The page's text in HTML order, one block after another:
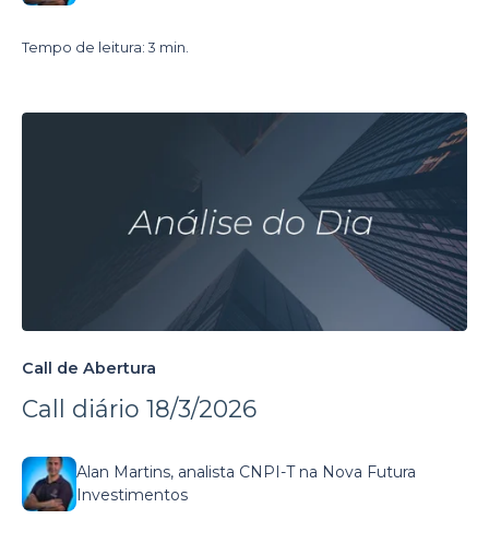
Tempo de leitura: 3 min.
Call de Abertura
Call diário 18/3/2026
Alan Martins, analista CNPI-T na Nova Futura
Investimentos